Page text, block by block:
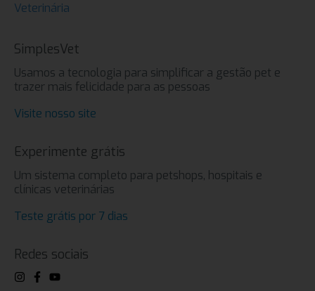
Veterinária
SimplesVet
Usamos a tecnologia para simplificar a gestão pet e
trazer mais felicidade para as pessoas
Visite nosso site
Experimente grátis
Um sistema completo para petshops, hospitais e
clínicas veterinárias
Teste grátis por 7 dias
Redes sociais